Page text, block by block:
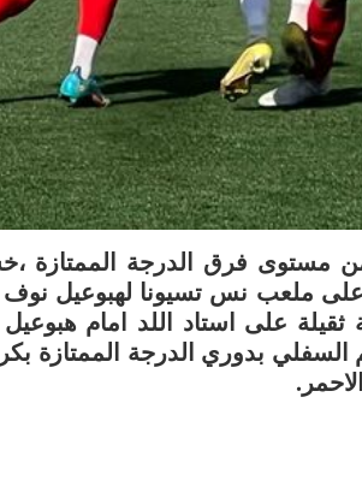
فرق الدرجة الممتازة
على ملعب نس تسيونا لهبوعيل
ثقيلة على استاد اللد امام
بدوري الدرجة الممتازة بكرة